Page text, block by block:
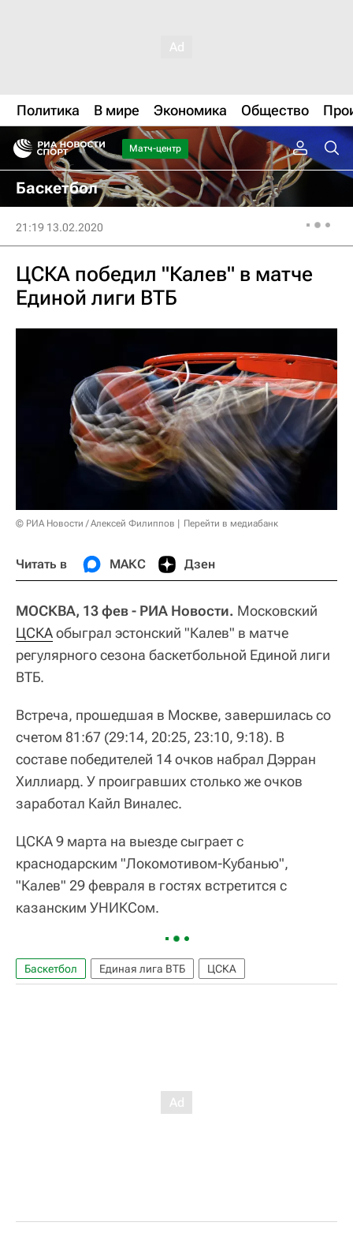
Политика В мире Экономика Общество
Матч-центр
Баскетбол
21:19 13.02.2020
ЦСКА победил "Калев" в матче
Единой лиги ВТБ
© РИА Новости / Алексей Филиппов Перейти в медиабанк
Читать в МАКС Дзен
МОСКВА, 13 фев - РИА Новости. Московский
ЦСКАобыграл эстонский "Калев" в матче
регулярного сезона баскетбольной Единой лиги
ВТБ.
Встреча, прошедшая в Москве, завершилась со
счетом 81:67 (29:14, 20:25, 23:10, 9:18). В
составе победителей 14 очков набрал Дэрран
Хиллиард. У проигравших столько же очков
заработал Кайл Виналес.
ЦСКА 9 марта на выезде сыграет с
краснодарским "Локомотивом-Кубанью",
"Калев" 29 февраля в гостях встретится с
казанским УНИКСом.
Баскетбол Единая лига ВТБ ЦСКА